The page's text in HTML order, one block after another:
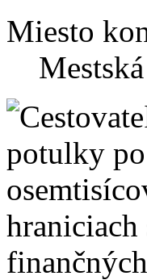
Miesto
potulky po